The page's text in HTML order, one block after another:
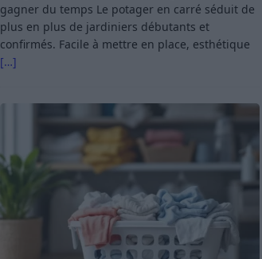
gagner du temps Le potager en carré séduit de
plus en plus de jardiniers débutants et
confirmés. Facile à mettre en place, esthétique
[…]